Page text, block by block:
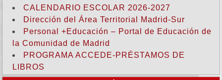
CALENDARIO ESCOLAR 2026-2027
Dirección del Área Territorial Madrid-Sur
Personal +Educación – Portal de Educación de
la Comunidad de Madrid
PROGRAMA ACCEDE-PRÉSTAMOS DE
LIBROS